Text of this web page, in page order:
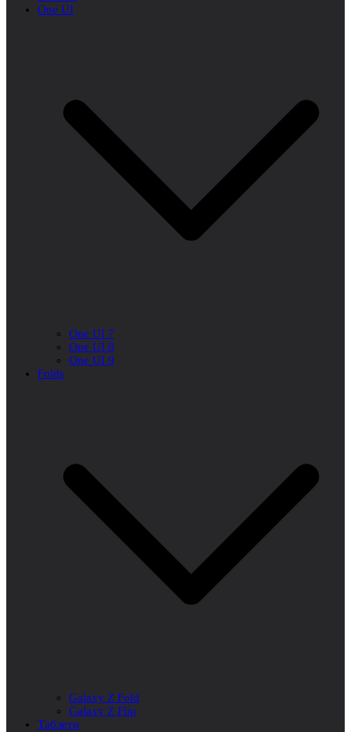
One UI
One UI 7
One UI 8
One UI 9
Folds
Galaxy Z Fold
Galaxy Z Flip
Таблети